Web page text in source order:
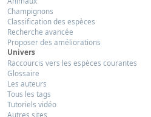
Champignons
Classification des espèces
Recherche avancée
Proposer des améliorations
Univers
Raccourcis vers les espèces courantes
Glossaire
Les auteurs
Tous les tags
Tutoriels vidéo
Autres sites